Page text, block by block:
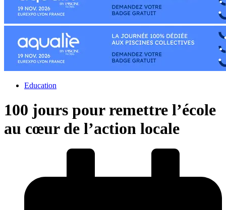
Education
100 jours pour remettre l’école
au cœur de l’action locale